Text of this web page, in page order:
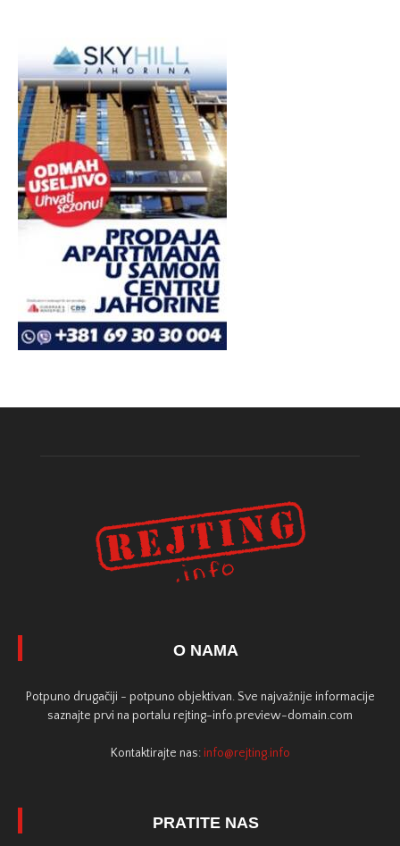
O NAMA
Potpuno drugačiji - potpuno objektivan. Sve najvažnije informacije
saznajte prvi na portalu rejting-info.preview-domain.com
Kontaktirajte nas: info@rejting.info
PRATITE NAS